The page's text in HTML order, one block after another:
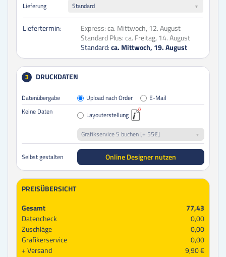
Lieferung
Standard
Liefertermin: Express:ca. Mittwoch, 12. August
Standard Plus:ca. Freitag, 14. August
Standard:ca. Mittwoch, 19. August
3 DRUCKDATEN
Datenübergabe Upload nach Order
E-Mail
Keine Daten
Layouterstellung
Grafikservice S buchen [+ 55€]
Selbst gestalten Online Designer nutzen
PREISÜBERSICHT
Gesamt
77,43
Datencheck
0,00
Zuschläge
0,00
Grafikerservice
0,00
Versand
9,90 €